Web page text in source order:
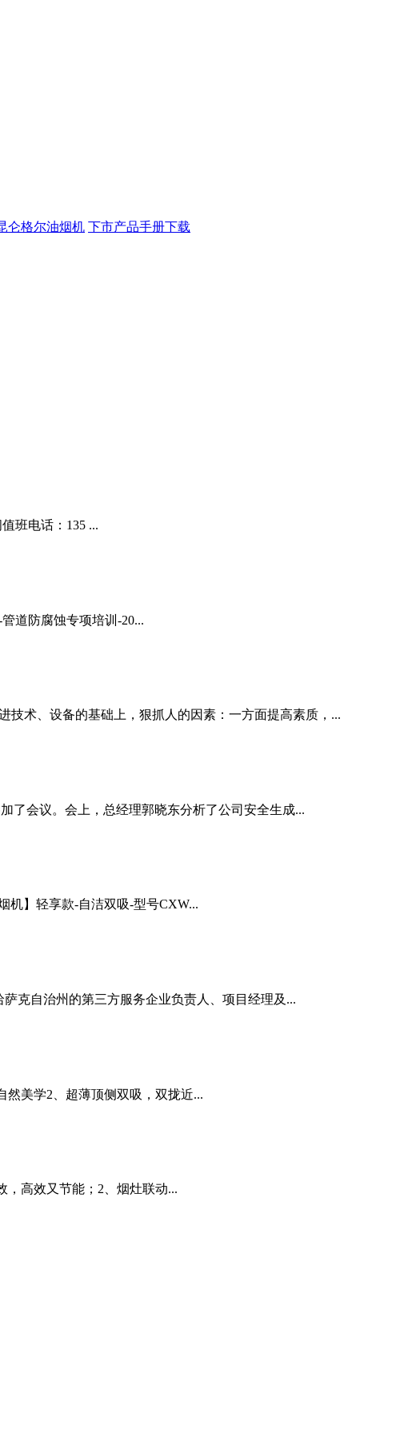
仑格尔油烟机 下市产品手册下载
班电话：135 ...
道防腐蚀专项培训-20...
术、设备的基础上，狠抓人的因素：一方面提高素质，...
了会议。会上，总经理郭晓东分析了公司安全生成...
机】轻享款-自洁双吸-型号CXW...
克自治州的第三方服务企业负责人、项目经理及...
然美学2、超薄顶侧双吸，双拢近...
，高效又节能；2、烟灶联动...